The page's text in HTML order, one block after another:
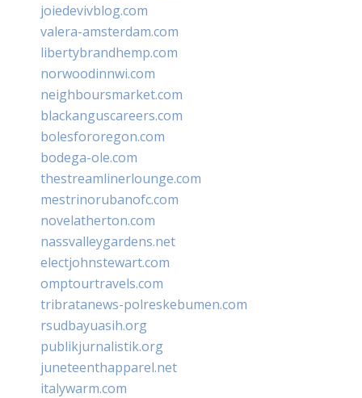
joiedevivblog.com
valera-amsterdam.com
libertybrandhemp.com
norwoodinnwi.com
neighboursmarket.com
blackanguscareers.com
bolesfororegon.com
bodega-ole.com
thestreamlinerlounge.com
mestrinorubanofc.com
novelatherton.com
nassvalleygardens.net
electjohnstewart.com
omptourtravels.com
tribratanews-polreskebumen.com
rsudbayuasih.org
publikjurnalistik.org
juneteenthapparel.net
italywarm.com